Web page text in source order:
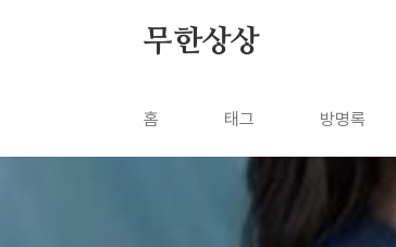
무한상상
홈 태그 방명록